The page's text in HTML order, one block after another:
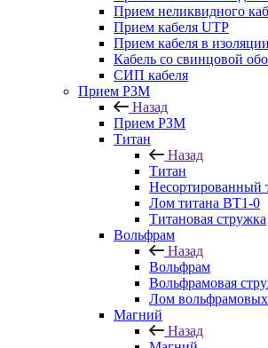
Прием неликвидного
Прием кабеля UTP
Прием кабеля в изоляции
Кабель со свинцовой
СИП кабеля
Прием РЗМ
Назад
Прием РЗМ
Титан
Назад
Титан
Несортированный
Лом титана ВТ1-0
Титановая стружка
Вольфрам
Назад
Вольфрам
Вольфрамовая
Лом вольфрамовых
Магний
Назад